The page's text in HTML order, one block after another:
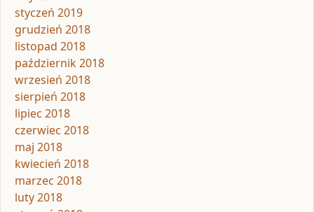
styczeń 2019
grudzień 2018
listopad 2018
październik 2018
wrzesień 2018
sierpień 2018
lipiec 2018
czerwiec 2018
maj 2018
kwiecień 2018
marzec 2018
luty 2018